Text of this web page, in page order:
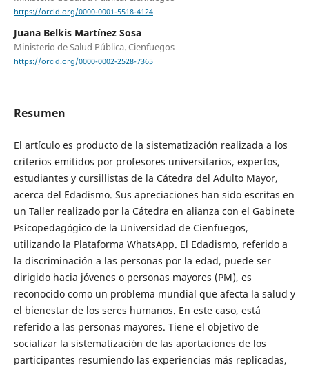
https://orcid.org/0000-0001-5518-4124
Juana Belkis Martínez Sosa
Ministerio de Salud Pública. Cienfuegos
https://orcid.org/0000-0002-2528-7365
Resumen
El artículo es producto de la sistematización realizada a los
criterios emitidos por profesores universitarios, expertos,
estudiantes y cursillistas de la Cátedra del Adulto Mayor,
acerca del Edadismo. Sus apreciaciones han sido escritas en
un Taller realizado por la Cátedra en alianza con el Gabinete
Psicopedagógico de la Universidad de Cienfuegos,
utilizando la Plataforma WhatsApp. El Edadismo, referido a
la discriminación a las personas por la edad, puede ser
dirigido hacia jóvenes o personas mayores (PM), es
reconocido como un problema mundial que afecta la salud y
el bienestar de los seres humanos. En este caso, está
referido a las personas mayores. Tiene el objetivo de
socializar la sistematización de las aportaciones de los
participantes resumiendo las experiencias más replicadas,